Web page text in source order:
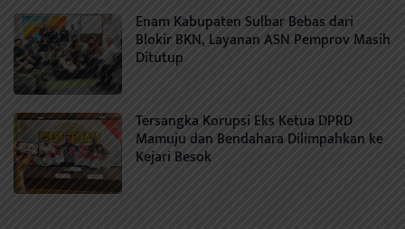
Enam Kabupaten Sulbar Bebas dari
Blokir BKN, Layanan ASN Pemprov Masih
Ditutup
Tersangka Korupsi Eks Ketua DPRD
Mamuju dan Bendahara Dilimpahkan ke
Kejari Besok